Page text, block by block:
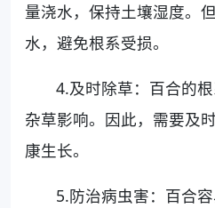
量浇水，保持土壤湿度。
水，避免根系受损。
4.及时除草：百合的
杂草影响。因此，需要及
康生长。
5.防治病虫害：百合